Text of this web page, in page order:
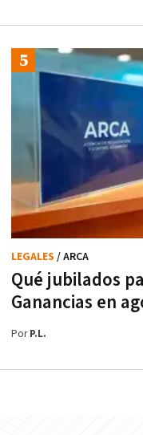
Qué jubilados
Ganancias en
LEGALES / ARCA
PorP.L.